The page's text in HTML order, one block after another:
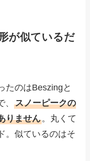
が似ているだ
たのはBeszingと
、スノーピークの
りません。丸くて
。似ているのはそ